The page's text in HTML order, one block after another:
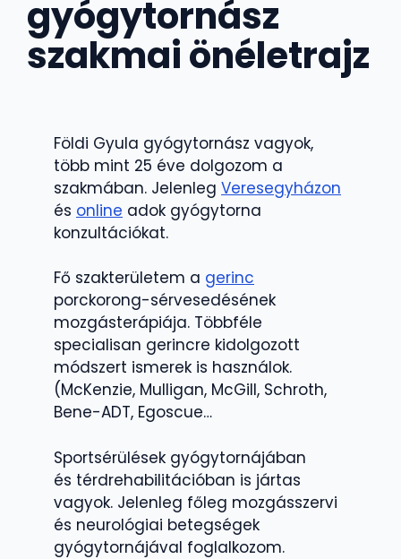
gyógytornász
szakmai önéletrajz
Földi Gyula gyógytornász vagyok,
több mint 25 éve dolgozom a
szakmában. Jelenleg Veresegyházon
és online adok gyógytorna
konzultációkat.
Fő szakterületem a gerinc
porckorong-sérvesedésének
mozgásterápiája. Többféle
specialisan gerincre kidolgozott
módszert ismerek is használok.
(McKenzie, Mulligan, McGill, Schroth,
Bene-ADT, Egoscue…
Sportsérülések gyógytornájában
és térdrehabilitációban is jártas
vagyok. Jelenleg főleg mozgásszervi
és neurológiai betegségek
gyógytornájával foglalkozom.